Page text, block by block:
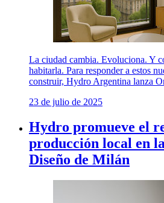
La ciudad cambia. Evoluciona. Y
habitarla. Para responder a estos
construir, Hydro Argentina lanza
23 de julio de 2025
Hydro promueve el
producción local en
Diseño de Milán